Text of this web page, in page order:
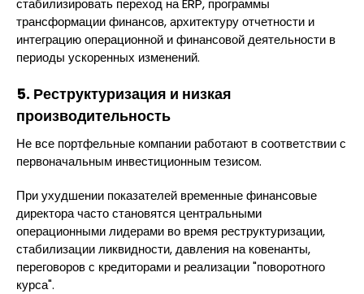
трансформации финансов, архитектуру отчетности и
интеграцию операционной и финансовой деятельности в
периоды ускоренных изменений.
5. Реструктуризация и низкая
производительность
Не все портфельные компании работают в соответствии с
первоначальным инвестиционным тезисом.
При ухудшении показателей временные финансовые
директора часто становятся центральными
операционными лидерами во время реструктуризации,
стабилизации ликвидности, давления на ковенанты,
переговоров с кредиторами и реализации "поворотного
курса".